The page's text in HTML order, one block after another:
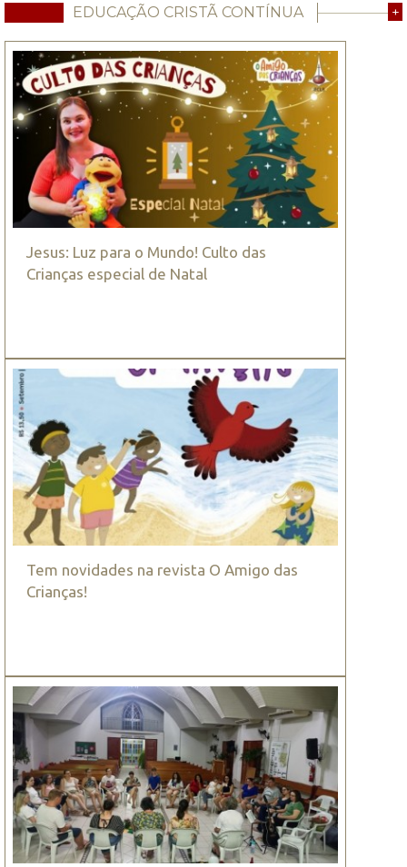
EDUCAÇÃO CRISTÃ CONTÍNUA +
Jesus: Luz para o Mundo! Culto das
Crianças especial de Natal
Tem novidades na revista O Amigo das
Crianças!